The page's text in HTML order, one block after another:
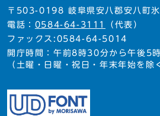
〒503-0198 岐阜県安八郡安八町
電話： 0584-64-3111
（代表）
ファックス:0584-64-5014
開庁時間：午前8時30分から午後5
（土曜・日曜・祝日・年末年始を除